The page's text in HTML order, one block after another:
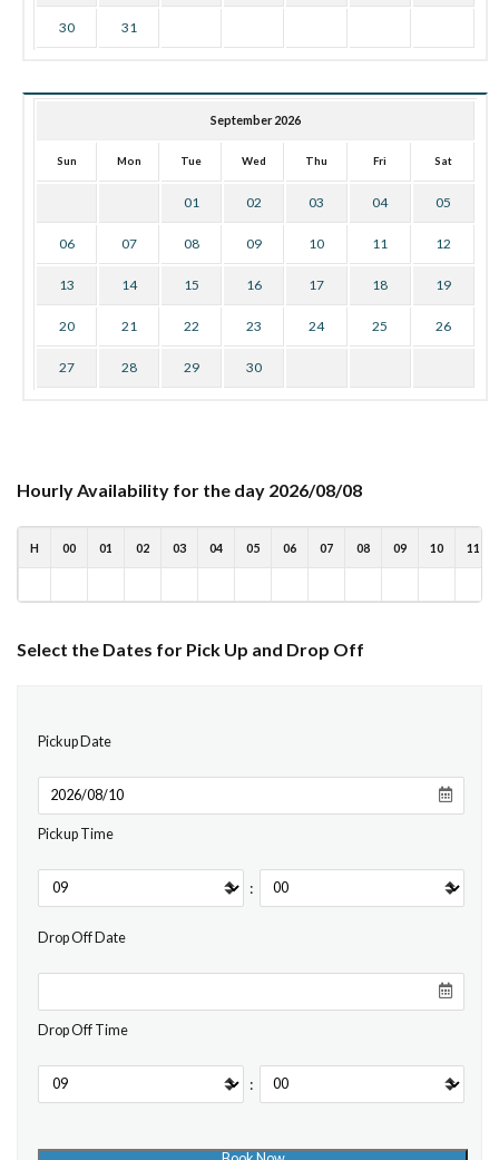
30 31
September 2026
Sun Mon Tue Wed Thu Fri Sat
01 02 03 04 05
06 07 08 09 10 11 12
13 14 15 16 17 18 19
20 21 22 23 24 25 26
27 28 29 30
Hourly Availability for the day 2026/08/08
H 00 01 02 03 04 05 06 07 08 09 10 11
Select the Dates for Pick Up and Drop Off
Pickup Date
Pickup Time
:
Drop Off Date
Drop Off Time
: